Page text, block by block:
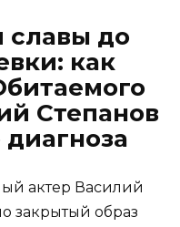
славы до
как
Степанов
актер Василий
закрытый образ